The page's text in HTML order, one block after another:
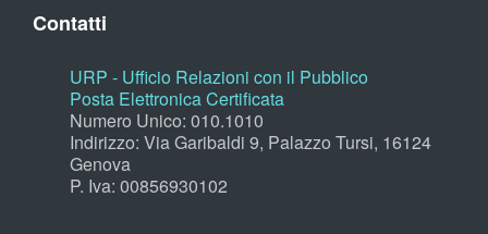
Contatti
URP - Ufficio Relazioni con il Pubblico
Posta Elettronica Certificata
Numero Unico: 010.1010
Indirizzo: Via Garibaldi 9, Palazzo Tursi, 16124
Genova
P. Iva: 00856930102